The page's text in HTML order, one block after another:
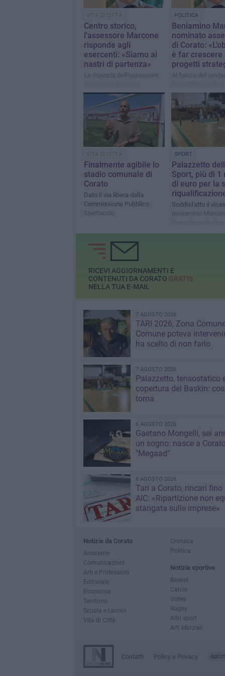
VITA DI CITTÀ
Centro storico,
l'assessore Marcone
risponde agli
esercenti: «Siamo ai
nastri di partenza»
La risposta dell'assessore
POLITICA
Beniamino
nominato
di Corato:
è far crescere
progetti
Al fianco del
deleghe per lo
culturale, turistico
organizzativo della
VITA DI CITTÀ
Finalmente agibile lo
stadio comunale di
Corato
Dato il via libera dalla
Commissione Pubblico
Spettacolo
SPORT
Palazzetto
Sport, più di 1
di euro per la
Soddisfatto il
Beniamino
RICEVI AGGIORNAMENTI E
CONTENUTI DA CORATO GRATIS
NELLA TUA E-MAIL
7 AGOSTO 2026
TARI 2026, Zona
Comune poteva
ha scelto di non farlo
7 AGOSTO 2026
Palazzetto, tensostatico
copertura del Baskin:
torna
6 AGOSTO 2026
Gaetano Mongelli, sei
un sogno: nasce a Corato
"Megaad"
6 AGOSTO 2026
Tari a Corato, rincari fino
AIC: «Ripartizione non
stangata sulle imprese»
Notizie da Corato
Ambiente
Comunicazioni
Arti e Professioni
Editoriale
Economia
Territorio
Scuola e Lavoro
Vita di Città
Cronaca
Politica
Notizie sportive
Basket
Calcio
Volley
Rugby
Altri sport
Arti Marziali
Contatti Policy e Privacy